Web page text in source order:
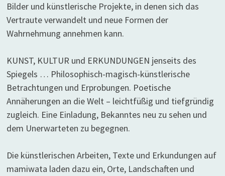
Bilder und künstlerische Projekte, in denen sich das
Vertraute verwandelt und neue Formen der
Wahrnehmung annehmen kann.
KUNST, KULTUR und ERKUNDUNGEN jenseits des
Spiegels … Philosophisch-magisch-künstlerische
Betrachtungen und Erprobungen. Poetische
Annäherungen an die Welt – leichtfüßig und tiefgründig
zugleich. Eine Einladung, Bekanntes neu zu sehen und
dem Unerwarteten zu begegnen.
Die künstlerischen Arbeiten, Texte und Erkundungen auf
mamiwata laden dazu ein, Orte, Landschaften und